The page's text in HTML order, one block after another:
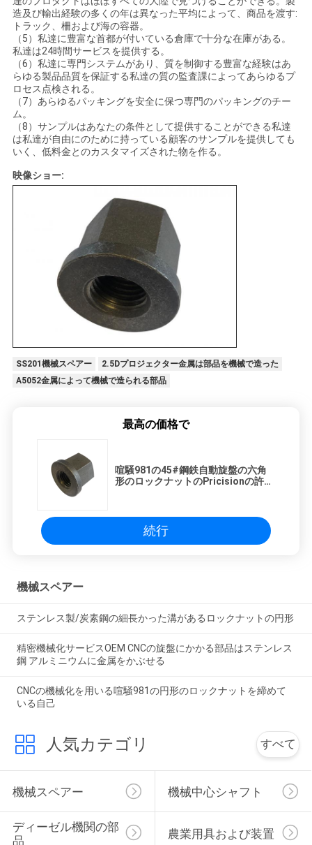
造及び輸出経験の多くの年は異なった平均によって、商品を渡す:
トラック、柵および海の容器。
（5）私達に豊富な首都が付いている倉庫で十分な在庫がある。
私達は24時間サービスを提供する。
（6）私達に専門システムがあり、質を制御する豊富な経験はあ
らゆる製品品質を保証する私達の質の監査課によってあらゆるプ
ロセス点検される。
（7）あらゆるパッキングを安全に保つ専門のパッキングのチー
ム。
（8）サンプルはあなたの条件として提供することができる私達
は私達が自由にのために持っている顧客のサンプルを提供しても
いく、低料金とのカスタマイズされた物を作る。
映像ショー:
SS201機械スペアー
2.5Dプロジェクター金属は部品を機械で造った
A5052金属によって機械で造られる部品
最高の価格で
喧騒981の45#鋼鉄自動旋盤の六角
形のロックナットのPricisionの許容
続行
機械スペアー
ステンレス製/炭素鋼の細長かった溝があるロックナットの円形
精密機械化サービスOEM CNCの旋盤にかかる部品はステンレス
鋼 アルミニウムに金属をかぶせる
CNCの機械化を用いる喧騒981の円形のロックナットを締めて
いる自己
人気カテゴリ すべて
機械スペアー 機械中心シャフト
ディーゼル機関の部
品
農業用具および装置